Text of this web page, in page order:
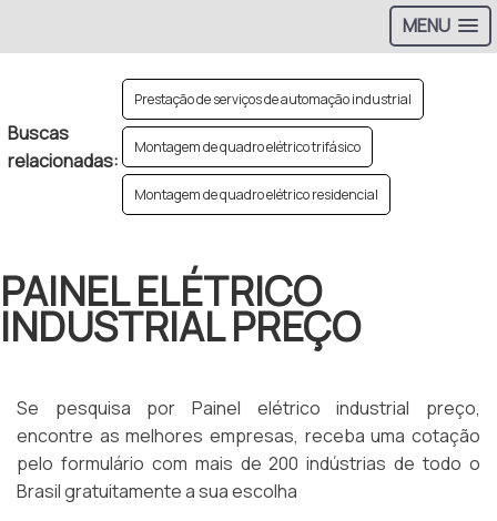
MENU
Buscas
relacionadas:
Prestação de serviços de automação industrial
Montagem de quadro elétrico trifásico
Montagem de quadro elétrico residencial
PAINEL ELÉTRICO
INDUSTRIAL PREÇO
Se pesquisa por Painel elétrico industrial preço,
encontre as melhores empresas, receba uma cotação
pelo formulário com mais de 200 indústrias de todo o
Brasil gratuitamente a sua escolha